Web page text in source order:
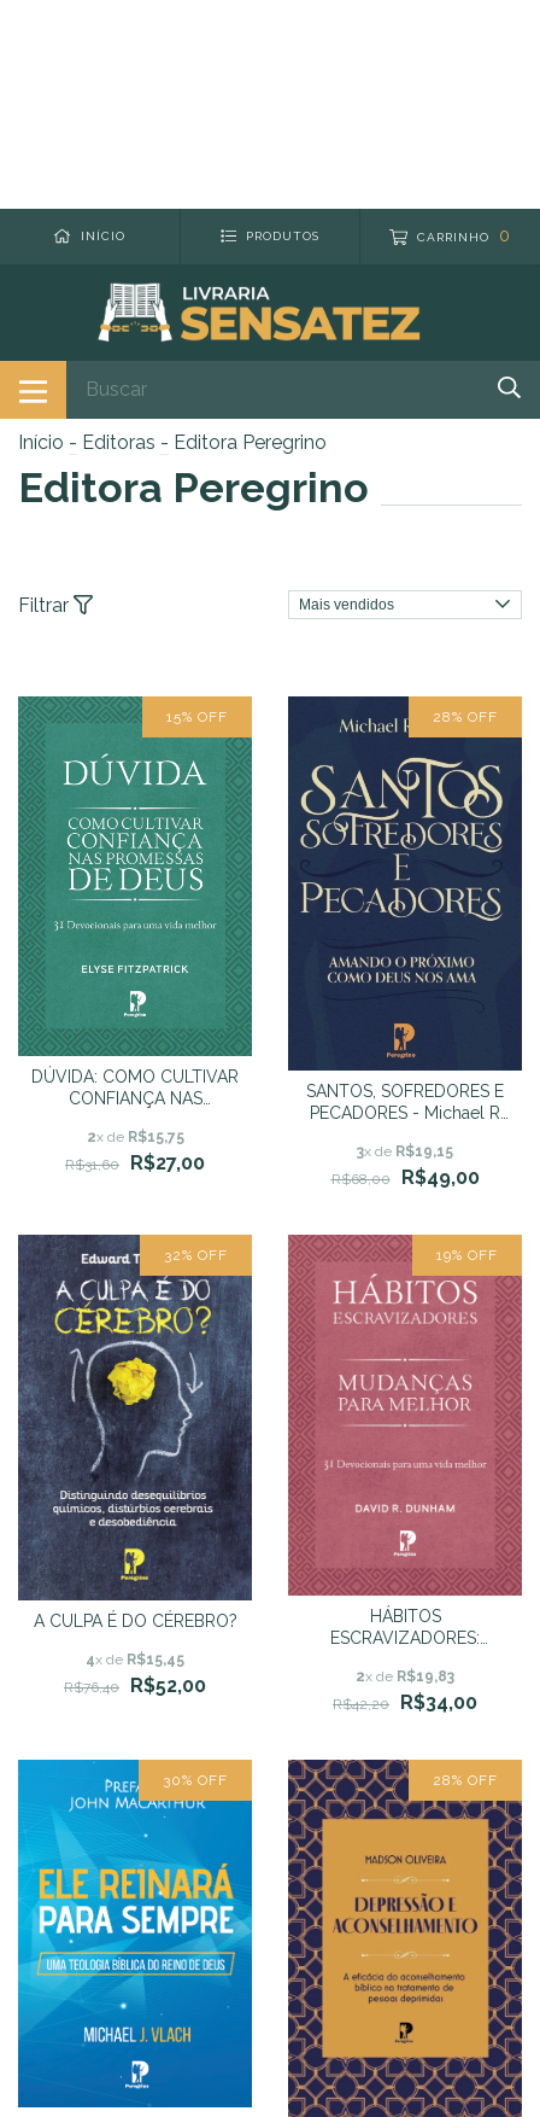
INÍCIO PRODUTOS CARRINHO 0
Início - Editoras - Editora Peregrino
Editora Peregrino
Filtrar
15% OFF
DÚVIDA: COMO CULTIVAR
CONFIANÇA NAS
2x de R$15,75
R$31,60
R$27,00
28% OFF
SANTOS, SOFREDORES E
PECADORES - Michael R
3x de R$19,15
R$68,00
R$49,00
32% OFF
A CULPA É DO CÉREBRO?
4x de R$15,45
R$76,40
R$52,00
19% OFF
HÁBITOS
ESCRAVIZADORES:
2x de R$19,83
R$42,20
R$34,00
30% OFF 28% OFF